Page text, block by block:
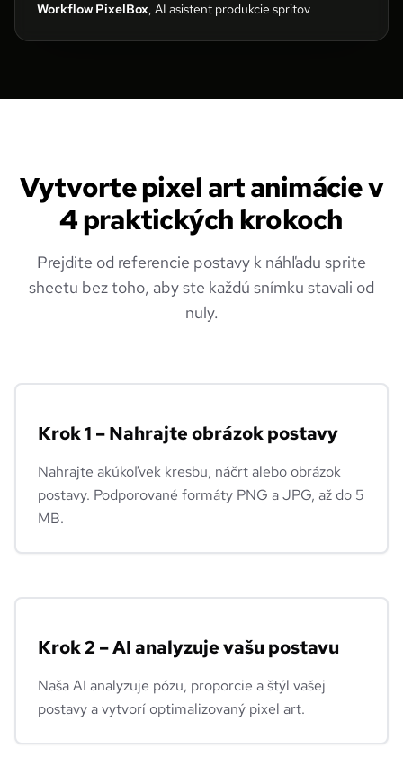
Workflow PixelBox, AI asistent produkcie spritov
Vytvorte pixel art animácie v
4 praktických krokoch
Prejdite od referencie postavy k náhľadu sprite
sheetu bez toho, aby ste každú snímku stavali od
nuly.
Krok 1 – Nahrajte obrázok postavy
Nahrajte akúkoľvek kresbu, náčrt alebo obrázok
postavy. Podporované formáty PNG a JPG, až do 5
MB.
Krok 2 – AI analyzuje vašu postavu
Naša AI analyzuje pózu, proporcie a štýl vašej
postavy a vytvorí optimalizovaný pixel art.